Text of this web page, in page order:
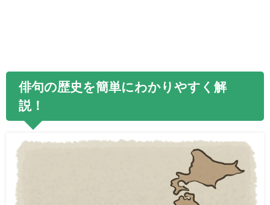
俳句の歴史を簡単にわかりやすく解
説！